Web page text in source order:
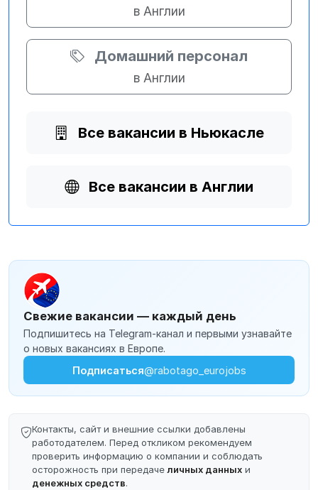
в Англии
Домашний персонал
в Англии
Все вакансии в Ньюкасле
Все вакансии в Англии
Свежие вакансии — каждый день
Подпишитесь на Telegram-канал и первыми узнавайте
о новых вакансиях в Европе.
Подписаться@rabotago_eurojobs
Контакты, сайт и внешние ссылки добавлены
работодателем. Перед откликом рекомендуем
проверить информацию о компании и соблюдать
осторожность при передачеличных данных и
денежных средств.